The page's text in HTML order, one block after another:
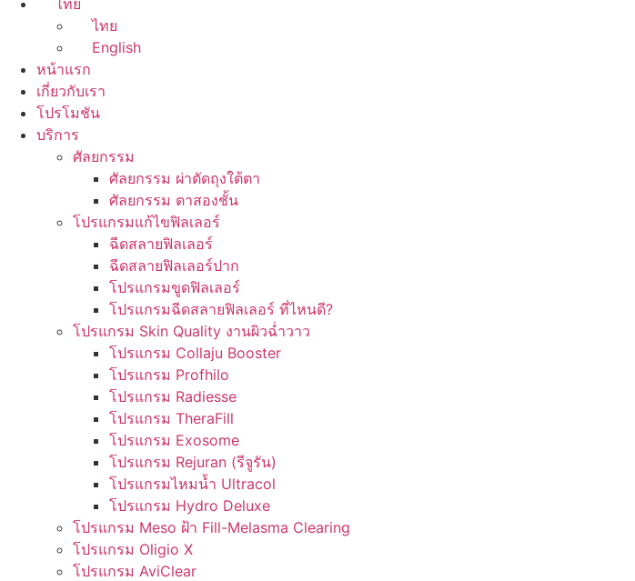
ไทย
ไทย
English
หน้าแรก
เกี่ยวกับเรา
โปรโมชัน
บริการ
ศัลยกรรม
ศัลยกรรม ผ่าตัดถุงใต้ตา
ศัลยกรรม ตาสองชั้น
โปรแกรมแก้ไขฟิลเลอร์
ฉีดสลายฟิลเลอร์
ฉีดสลายฟิลเลอร์ปาก
โปรแกรมขูดฟิลเลอร์
โปรแกรมฉีดสลายฟิลเลอร์ ที่ไหนดี?
โปรแกรม Skin Quality งานผิวฉ่ำวาว
โปรแกรม Collaju Booster
โปรแกรม Profhilo
โปรแกรม Radiesse
โปรแกรม TheraFill
โปรแกรม Exosome
โปรแกรม Rejuran (รีจูรัน)
โปรแกรมไหมน้ำ Ultracol
โปรแกรม Hydro Deluxe
โปรแกรม Meso ฝ้า Fill-Melasma Clearing
โปรแกรม Oligio X
โปรแกรม AviClear